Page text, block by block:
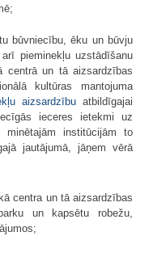
būvniecību, ēku un būvju
pieminekļu uzstādīšanu
centrā un tā aizsardzības
kultūras mantojuma
aizsardzību atbildīgajai
ieceres ietekmi uz
institūcijām to
jautājumā, jāņem vērā
centra un tā aizsardzības
un kapsētu robežu,